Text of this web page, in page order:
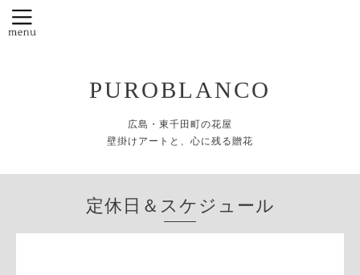
PUROBLANCO
広島・東千田町の花屋
壁掛けアートと、心に残る贈花
定休日＆スケジュール